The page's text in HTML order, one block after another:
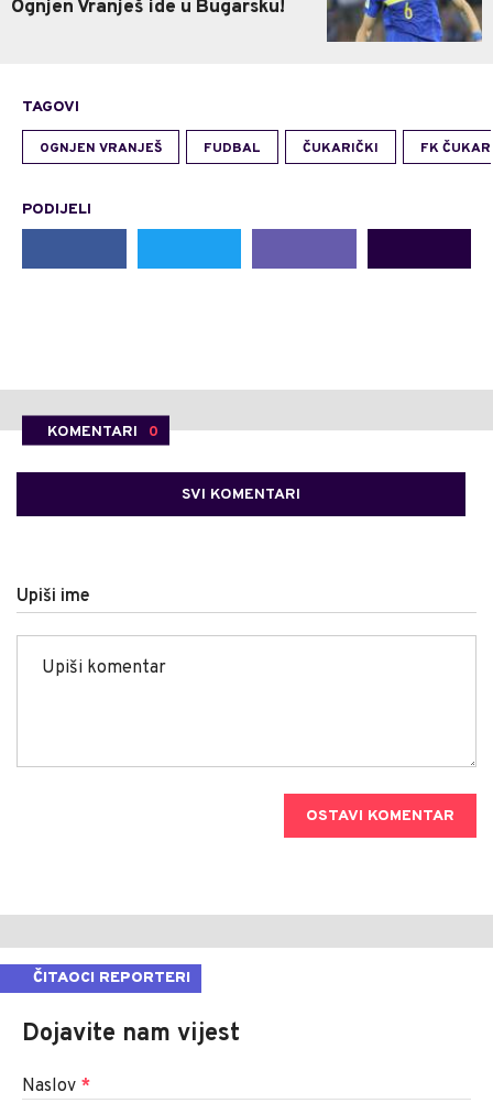
Ognjen Vranješ ide u Bugarsku!
TAGOVI
OGNJEN VRANJEŠ FUDBAL ČUKARIČKI FK
PODIJELI
KOMENTARI 0
SVI KOMENTARI
Upiši ime
OSTAVI KOMENTAR
ČITAOCI REPORTERI
Dojavite nam vijest
Naslov *